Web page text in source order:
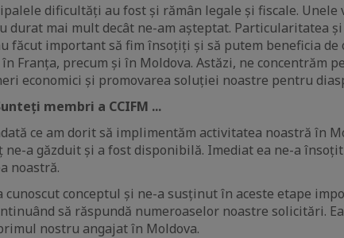
dificultăți au fost și rămân legale și fiscale.
durat mai mult decât ne-am așteptat. Particularitatea
făcut important să fim însoțiți și să putem beneficia de
Franța, precum și în Moldova. Astăzi, ne concentrăm
economici și promovarea soluției noastre pentru
membri a CCIFM ...
ce am dorit să implimentăm activitatea noastră în
ne-a găzduit și a fost disponibilă. Imediat ea ne-a
noastră.
cunoscut conceptul și ne-a susținut în aceste etape
să răspundă numeroaselor noastre solicitări.
nostru angajat în Moldova.